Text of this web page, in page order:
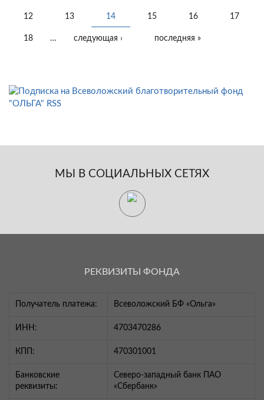
12 13 14 15 16 17
18 … следующая › последняя »
МЫ В СОЦИАЛЬНЫХ СЕТЯХ
РЕКВИЗИТЫ ФОНДА
Получатель платежа: Всеволожский БФ «Ольга»
ИНН: 4703470286
КПП: 470301001
Банковские
реквизиты:
Северо-западный банк ПАО
«Сбербанк»